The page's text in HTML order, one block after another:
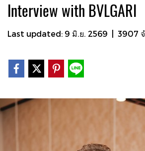
Interview with BVLGARI
Last updated: 9 มิ.ย. 2569 3907